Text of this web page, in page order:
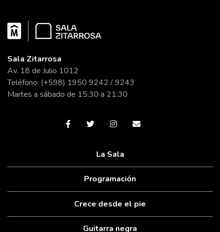
Sala Zitarrosa
Av. 18 de Julio 1012
Teléfono: (+598) 1950 9242 / 9243
Martes a sábado de 15:30 a 21:30
La Sala
Programación
Crece desde el pie
Guitarra negra